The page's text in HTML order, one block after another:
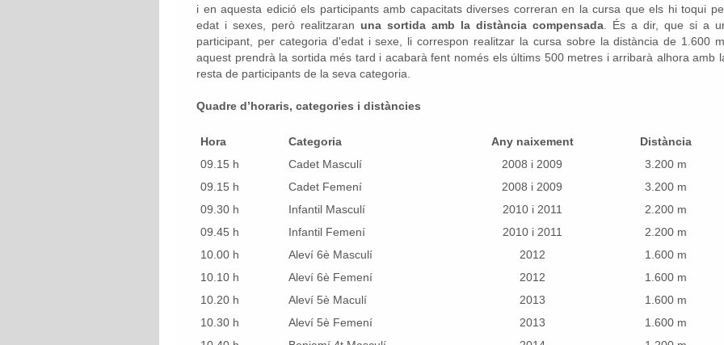
i en aquesta edició els participants amb capacitats diverses correran en la cursa que els hi toqui
edat i sexes, però realitzaran una sortida amb la distància compensada . És a dir, que si a
participant, per categoria d'edat i sexe, li correspon realitzar la cursa sobre la distància de 1.600
aquest prendrà la sortida més tard i acabarà fent només els últims 500 metres i arribarà alhora amb
resta de participants de la seva categoria.
Quadre d’horaris, categories i distàncies
Hora Categoria Any naixement
Distància
09.15 h
Cadet Masculí 2008 i 2009
3.200 m
09.15 h
Cadet Femení 2008 i 2009
3.200 m
09.30 h
Infantil Masculí 2010 i 2011
2.200 m
09.45 h
Infantil Femení 2010 i 2011
2.200 m
10.00 h
Aleví 6è Masculí 2012
1.600 m
10.10 h
Aleví 6è Femení 2012
1.600 m
10.20 h
Aleví 5è Maculí 2013
1.600 m
10.30 h
Aleví 5è Femení 2013
1.600 m